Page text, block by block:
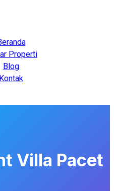
Properti
Blog
Kontak
Villa Pacet